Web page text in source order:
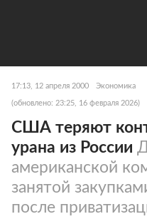
17:13, 12 апреля 2000 Экономика
(обновлено: 23:25, 16 февраля 2026)
США теряют
урана из России
американской
занятой
после